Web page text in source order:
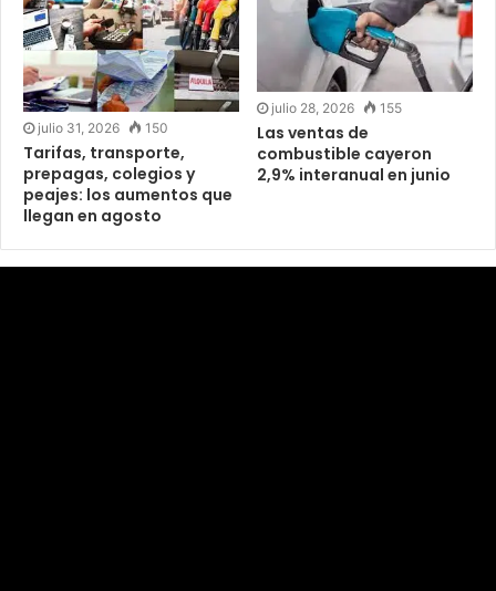
julio 31, 2026 150
Tarifas, transporte,
prepagas, colegios y
peajes: los aumentos que
llegan en agosto
julio 28, 2026 155
Las ventas de
combustible cayeron
2,9% interanual en junio